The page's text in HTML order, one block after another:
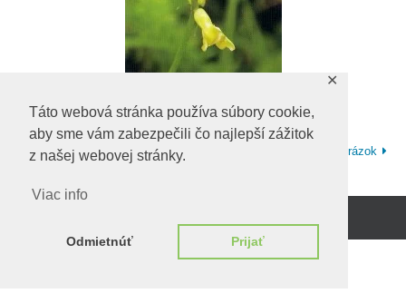
Táto webová stránka používa súbory cookie,
aby sme vám zabezpečili čo najlepší zážitok
z našej webovej stránky.
Viac info
Odmietnúť Prijať
✕
Ďalší obrázok
Beží naWordPress.